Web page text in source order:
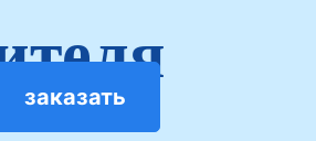
заказать